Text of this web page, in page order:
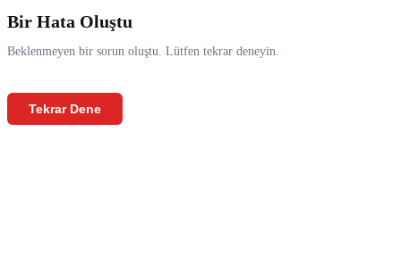
Bir Hata Oluştu
Beklenmeyen bir sorun oluştu. Lütfen tekrar deneyin.
Tekrar Dene